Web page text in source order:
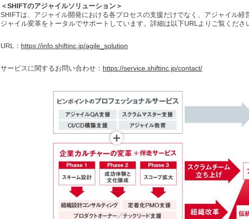
＜SHIFTのアジャイルソリューション＞
SHIFTは、アジャイル開発における各プロセスの支援だけでなく、アジャイル
ジャイル変革をトータルでサポートしています。詳細は以下URLよりご覧くださ
URL： https://info.shiftinc.jp/agile_solution
サービスに関するお問い合わせ： https://service.shiftinc.jp/contact/